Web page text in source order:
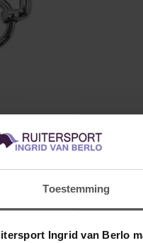
Toestemming
Ingrid van Berlo
Pelham is gemaakt van
Een verborgen